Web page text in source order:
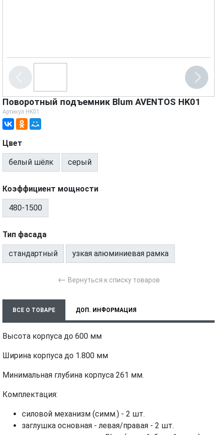
Поворотный подъемник Blum AVENTOS HK01
Артикул HK01
Цвет
белый шёлк серый
Коэффициент мощности
480-1500
Тип фасада
стандартный узкая алюминиевая рамка
← Вернуться к списку товаров
ВСЕ О ТОВАРЕ ДОП. ИНФОРМАЦИЯ
Высота корпуса до 600 мм
Ширина корпуса до 1.800 мм
Минимальная глубина корпуса 261 мм.
Комплектация:
силовой механизм (симм.) - 2 шт.
заглушка основная - левая/правая - 2 шт.